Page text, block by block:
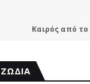
Καιρόςαπό το
ΖΩΔΙΑ